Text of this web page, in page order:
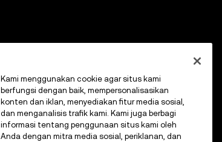
Kami menggunakan cookie agar situs kami
berfungsi dengan baik, mempersonalisasikan
konten dan iklan, menyediakan fitur media sosial,
dan menganalisis trafik kami. Kami juga berbagi
informasi tentang penggunaan situs kami oleh
Anda dengan mitra media sosial, periklanan, dan